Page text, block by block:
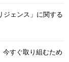
ジェンス」に関する
今すぐ取り組むため